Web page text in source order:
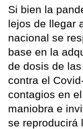
Si bien la
lejos de llegar
nacional se
base en la
de dosis de
contra el
contagios en
maniobra e
se reproducirá